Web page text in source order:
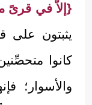
{إلاَّ في قرىً
يثبتون على
كانوا
والأسوار؛